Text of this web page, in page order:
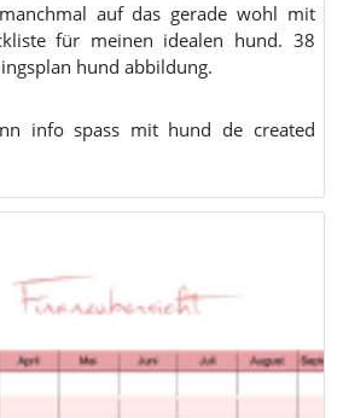
auf das gerade wohl mit
für meinen idealen hund. 38
hund abbildung.
info spass mit hund de created